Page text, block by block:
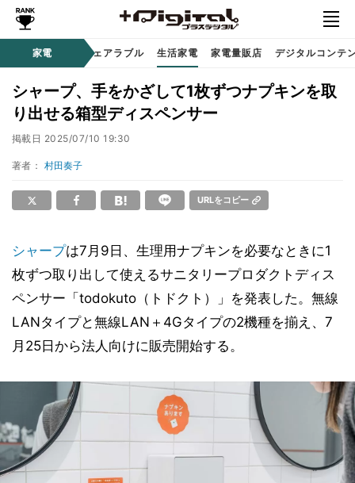
家電
ディオ 時計 / ウェアラブル 生活家電 家電量販店 デジタルコンテ
シャープ、手をかざして1枚ずつナプキンを取
り出せる箱型ディスペンサー
掲載日 2025/07/10 19:30
著者： 村田奏子
URLをコピー
シャープは7月9日、生理用ナプキンを必要なときに1
枚ずつ取り出して使えるサニタリープロダクトディス
ペンサー「todokuto（トドクト）」を発表した。無線
LANタイプと無線LAN＋4Gタイプの2機種を揃え、7
月25日から法人向けに販売開始する。